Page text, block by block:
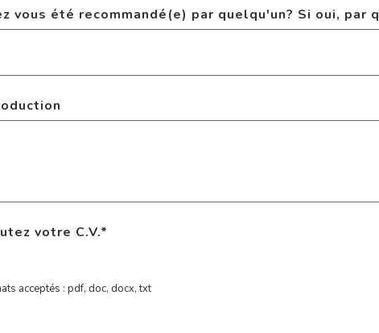
vous été recommandé(e) par quelqu'un? Si oui, par
votre C.V.*
acceptés : pdf, doc, docx, txt